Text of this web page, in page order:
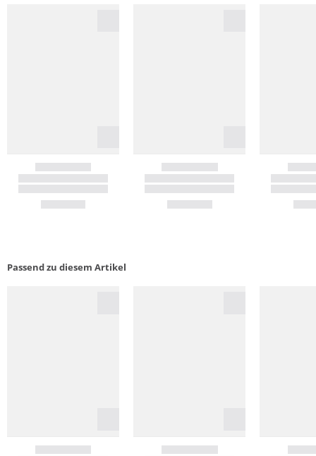
Passend zu diesem Artikel